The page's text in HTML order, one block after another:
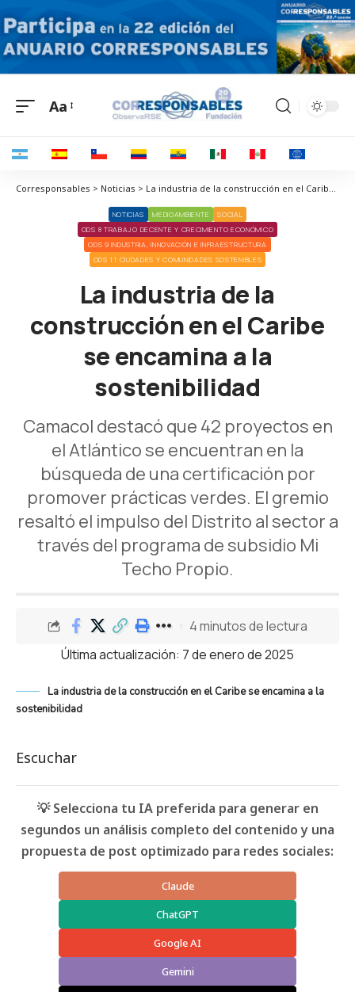
Aa
Corresponsables > Noticias > La industria de la construcción en el Caribe se encamina a la sostenibilidad
NOTICIAS MEDIOAMBIENTE
SOCIAL
ODS 8 TRABAJO DECENTE Y CRECIMIENTO ECONÓMICO
ODS 9 INDUSTRIA, INNOVACIÓN E INFRAESTRUCTURA
ODS 11 CIUDADES Y COMUNIDADES SOSTENIBLES
La industria de la
construcción en el Caribe
se encamina a la
sostenibilidad
Camacol destacó que 42 proyectos en
el Atlántico se encuentran en la
búsqueda de una certificación por
promover prácticas verdes. El gremio
resaltó el impulso del Distrito al sector a
través del programa de subsidio Mi
Techo Propio.
Última actualización: 7 de enero de 2025
4 minutos de lectura
La industria de la construcción en el Caribe se encamina a la
sostenibilidad
Escuchar
💡 Selecciona tu IA preferida para generar en
segundos un análisis completo del contenido y una
propuesta de post optimizado para redes sociales:
Claude
ChatGPT
Google AI
Gemini